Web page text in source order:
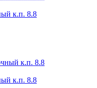
к.п. 8.8
к.п. 8.8